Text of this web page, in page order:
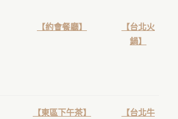
【約會餐廳】
【台北火
鍋】
【東區下午茶】
【台北牛